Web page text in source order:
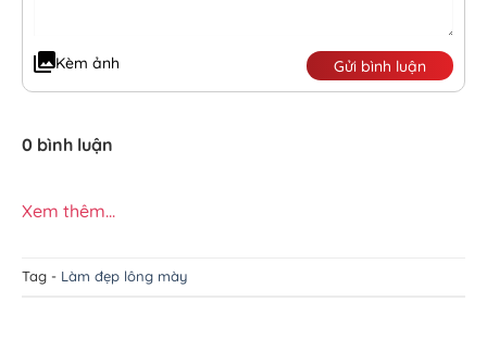
Kèm ảnh Gửi bình luận
0 bình luận
Xem thêm...
Tag - Làm đẹp lông mày